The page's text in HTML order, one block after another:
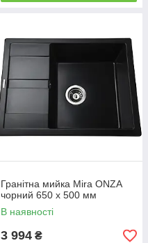
Гранітна мийка Mira ONZA
чорний 650 х 500 мм
В наявності
3 994 ₴